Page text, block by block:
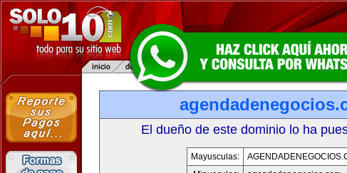
El dueño de este dominio lo ha
Mayusculas: